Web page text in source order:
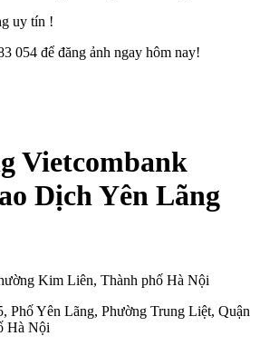
uy tín !
054 để đăng ảnh ngay hôm nay!
Vietcombank
Dịch Yên Lãng
Kim Liên, Thành phố Hà Nội
Phố Yên Lãng, Phường Trung Liệt, Quận
Hà Nội